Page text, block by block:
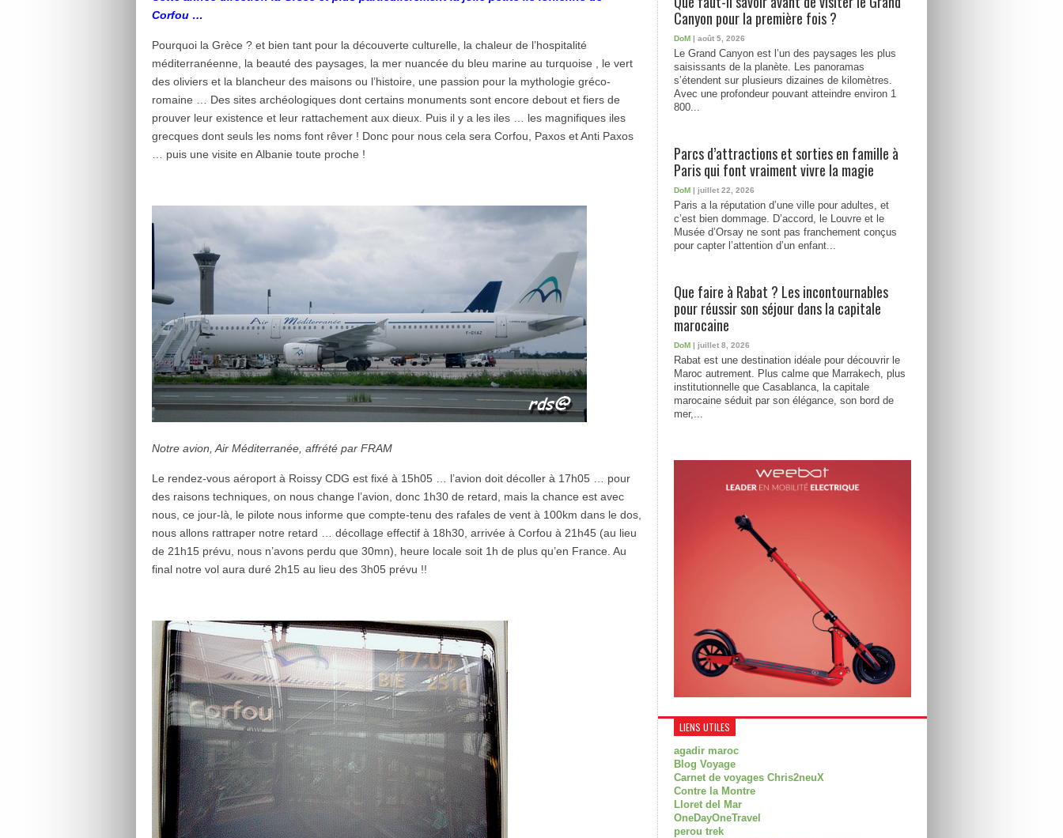
Corfou …
Pourquoi la Grèce ? et bien tant pour la découverte culturelle, la chaleur de l’hospitalité
méditerranéenne, la beauté des paysages, la mer nuancée du bleu marine au turquoise , le vert
des oliviers et la blancheur des maisons ou l’histoire, une passion pour la mythologie gréco-
romaine … Des sites archéologiques dont certains monuments sont encore debout et fiers de
prouver leur existence et leur rattachement aux dieux. Puis il y a les iles … les magnifiques iles
grecques dont seuls les noms font rêver ! Donc pour nous cela sera Corfou, Paxos et Anti Paxos
… puis une visite en Albanie toute proche !
Notre avion, Air Méditerranée, affrété par FRAM
Le rendez-vous aéroport à Roissy CDG est fixé à 15h05 … l’avion doit décoller à 17h05 … pour
des raisons techniques, on nous change l’avion, donc 1h30 de retard, mais la chance est avec
nous, ce jour-là, le pilote nous informe que compte-tenu des rafales de vent à 100km dans le dos,
nous allons rattraper notre retard … décollage effectif à 18h30, arrivée à Corfou à 21h45 (au lieu
de 21h15 prévu, nous n’avons perdu que 30mn), heure locale soit 1h de plus qu’en France. Au
final notre vol aura duré 2h15 au lieu des 3h05 prévu !!
Canyon pour la première fois ?
DoM | août 5, 2026
Le Grand Canyon est l’un des paysages les plus
saisissants de la planète. Les panoramas
s’étendent sur plusieurs dizaines de kilomètres.
Avec une profondeur pouvant atteindre environ 1
800...
Parcs d’attractions et sorties en famille à
Paris qui font vraiment vivre la magie
DoM | juillet 22, 2026
Paris a la réputation d’une ville pour adultes, et
c’est bien dommage. D’accord, le Louvre et le
Musée d’Orsay ne sont pas franchement conçus
pour capter l’attention d’un enfant...
Que faire à Rabat ? Les incontournables
pour réussir son séjour dans la capitale
marocaine
DoM | juillet 8, 2026
Rabat est une destination idéale pour découvrir le
Maroc autrement. Plus calme que Marrakech, plus
institutionnelle que Casablanca, la capitale
marocaine séduit par son élégance, son bord de
mer,...
LIENS UTILES
agadir maroc
Blog Voyage
Carnet de voyages Chris2neuX
Contre la Montre
Lloret del Mar
OneDayOneTravel
perou trek